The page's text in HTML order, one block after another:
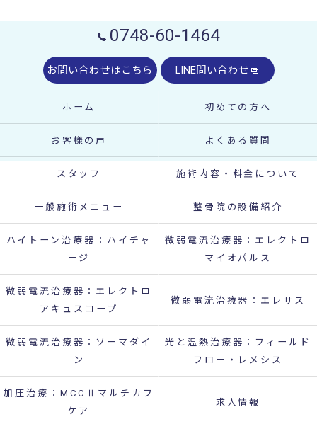
0748-60-1464
お問い合わせはこちら LINE問い合わせ
ホーム 初めての方へ
お客様の声 よくある質問
スタッフ 施術内容・料金について
一般施術メニュー 整骨院の設備紹介
ハイトーン治療器：ハイチャ
ージ
微弱電流治療器：エレクトロ
マイオパルス
微弱電流治療器：エレクトロ
アキュスコープ
微弱電流治療器：エレサス
微弱電流治療器：ソーマダイ
ン
光と温熱治療器：フィールド
フロー・レメシス
加圧治療：MCCⅡマルチカフ
ケア
求人情報